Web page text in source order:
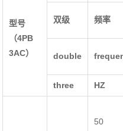
型号
（4PB
3AC）
双级 频率
double
three HZ
50